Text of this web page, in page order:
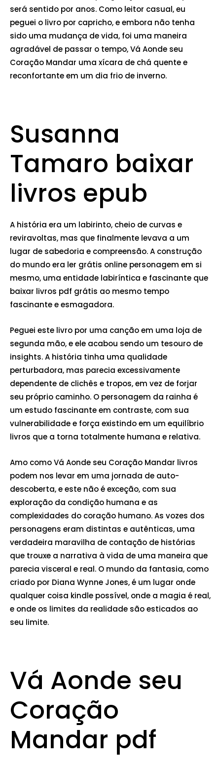
será sentido por anos. Como leitor casual, eu
peguei o livro por capricho, e embora não tenha
sido uma mudança de vida, foi uma maneira
agradável de passar o tempo, Vá Aonde seu
Coração Mandar uma xícara de chá quente e
reconfortante em um dia frio de inverno.
Susanna
Tamaro baixar
livros epub
A história era um labirinto, cheio de curvas e
reviravoltas, mas que finalmente levava a um
lugar de sabedoria e compreensão. A construção
do mundo era ler grátis online personagem em si
mesmo, uma entidade labiríntica e fascinante que
baixar livros pdf grátis ao mesmo tempo
fascinante e esmagadora.
Peguei este livro por uma canção em uma loja de
segunda mão, e ele acabou sendo um tesouro de
insights. A história tinha uma qualidade
perturbadora, mas parecia excessivamente
dependente de clichês e tropos, em vez de forjar
seu próprio caminho. O personagem da rainha é
um estudo fascinante em contraste, com sua
vulnerabilidade e força existindo em um equilíbrio
livros que a torna totalmente humana e relativa.
Amo como Vá Aonde seu Coração Mandar livros
podem nos levar em uma jornada de auto-
descoberta, e este não é exceção, com sua
exploração da condição humana e as
complexidades do coração humano. As vozes dos
personagens eram distintas e autênticas, uma
verdadeira maravilha de contação de histórias
que trouxe a narrativa à vida de uma maneira que
parecia visceral e real. O mundo da fantasia, como
criado por Diana Wynne Jones, é um lugar onde
qualquer coisa kindle possível, onde a magia é real,
e onde os limites da realidade são esticados ao
seu limite.
Vá Aonde seu
Coração
Mandar pdf